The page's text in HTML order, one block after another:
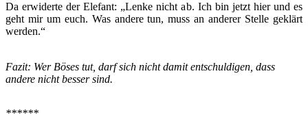
Da erwiderte der Elefant: „Lenke nicht ab. Ich bin jetzt hier und es
geht mir um euch. Was andere tun, muss an anderer Stelle geklärt
werden.“
Fazit: Wer Böses tut, darf sich nicht damit entschuldigen, dass
andere nicht besser sind.
******